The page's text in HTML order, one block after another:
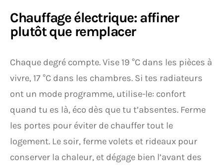
Chauffage électrique: affiner
plutôt que remplacer
Chaque degré compte. Vise 19 °C dans les pièces à
vivre, 17 °C dans les chambres. Si tes radiateurs
ont un mode programme, utilise-le: confort
quand tu es là, éco dès que tu t’absentes. Ferme
les portes pour éviter de chauffer tout le
logement. Le soir, ferme volets et rideaux pour
conserver la chaleur, et dégage bien l’avant des